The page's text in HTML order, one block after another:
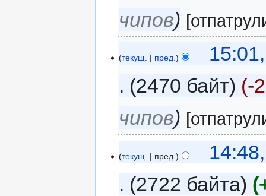
чипов
текущ. пред.
2470 байт
-
чипов
текущ. пред.
2722 байта